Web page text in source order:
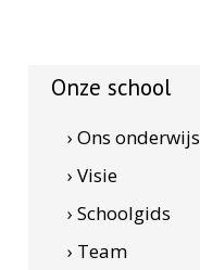
Onze school
› Ons onderwijs
› Visie
› Schoolgids
› Team